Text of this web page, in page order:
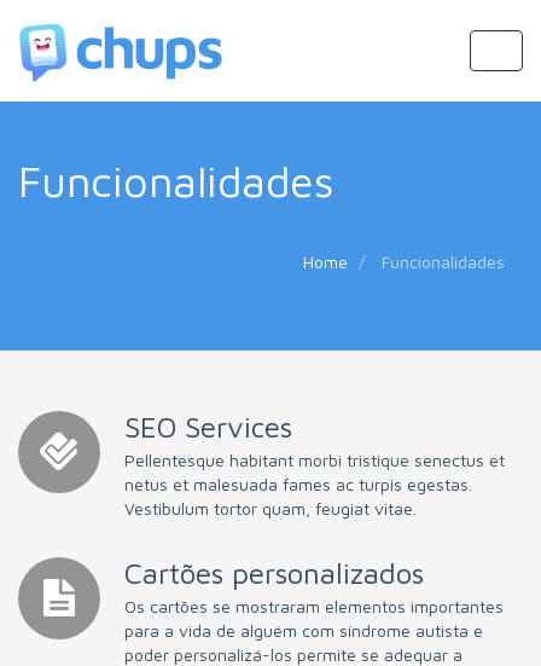
Funcionalidades
Home Funcionalidades
SEO Services
Pellentesque habitant morbi tristique senectus et
netus et malesuada fames ac turpis egestas.
Vestibulum tortor quam, feugiat vitae.
Cartões personalizados
Os cartões se mostraram elementos importantes
para a vida de alguém com síndrome autista e
poder personalizá-los permite se adequar a